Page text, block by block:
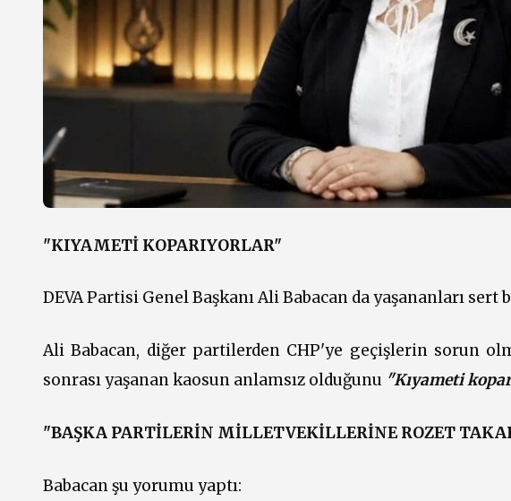
"KIYAMETİ KOPARIYORLAR"
DEVA Partisi Genel Başkanı Ali Babacan da yaşananları
Ali Babacan, diğer partilerden CHP'ye geçişlerin sorun
sonrası yaşanan kaosun anlamsız olduğunu "Kıyameti
"BAŞKA PARTİLERİN MİLLETVEKİLLERİNE ROZET
Babacan şu yorumu yaptı: